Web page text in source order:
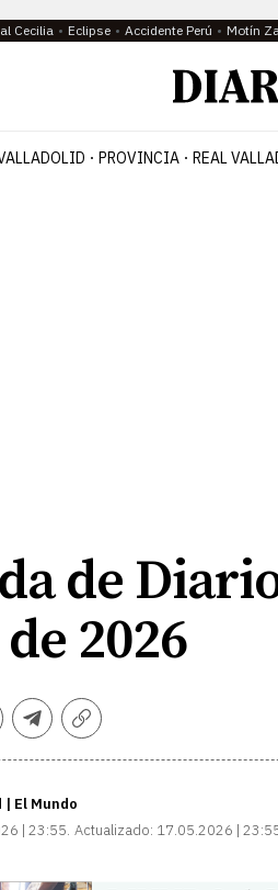
Cecilia Eclipse Accidente Perú Motín
PROVINCIA REAL
de
2026
Telegram
Copiar
El Mundo
| 23:55 Actualizado: 17.05.2026 |